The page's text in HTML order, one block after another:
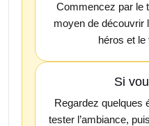
Commencez par le
moyen de découvrir
héros et le
Si
Regardez quelques
tester l’ambiance,